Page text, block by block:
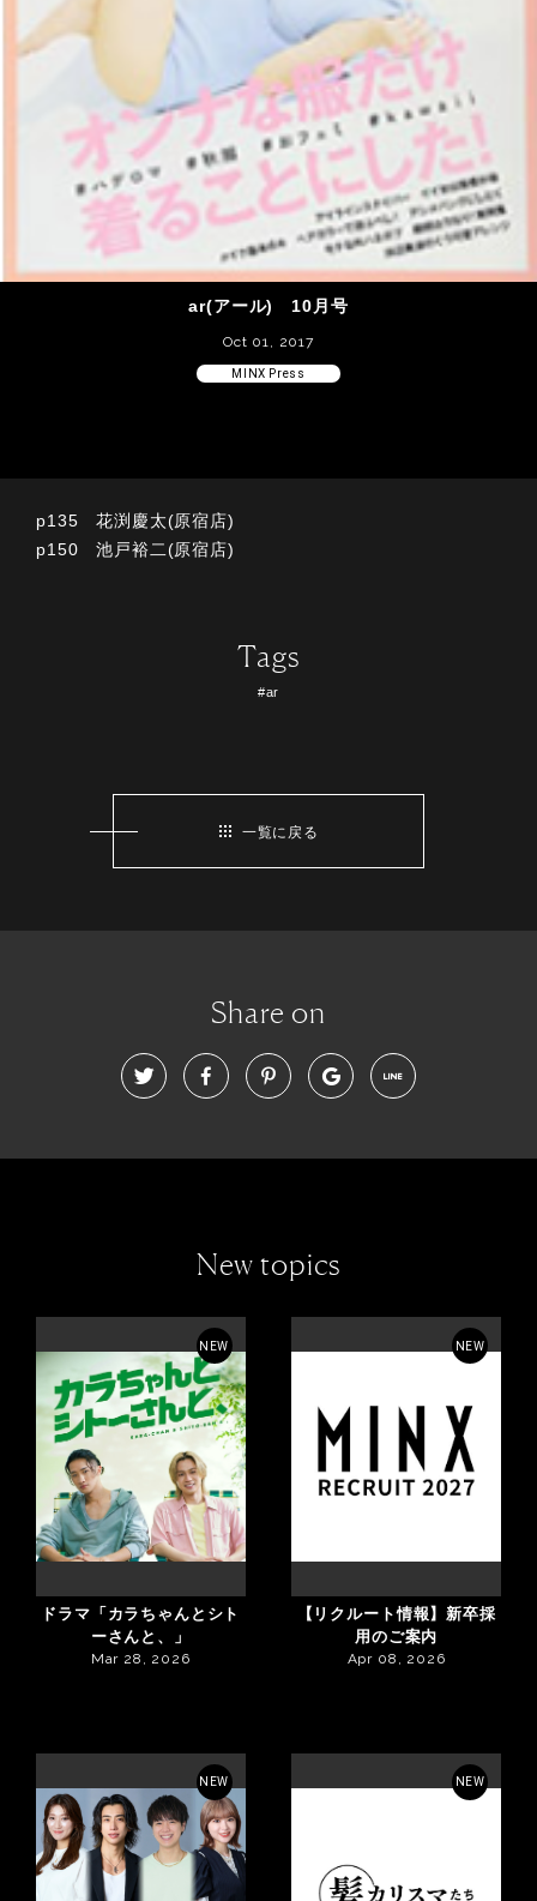
ar(アール) 10月号
Oct 01, 2017
MINX Press
p135 花渕慶太(原宿店)
p150 池戸裕二(原宿店)
Tags
#ar
一覧に戻る
Share on
New topics
NEW
ドラマ「カラちゃんとシト
ーさんと、」
Mar 28, 2026
NEW
【リクルート情報】新卒採
用のご案内
Apr 08, 2026
NEW NEW